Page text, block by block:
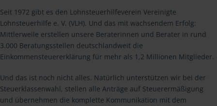
Seit 1972 gibt es den Lohnsteuerhilfeverein Vereinigte
Lohnsteuerhilfe e. V. (VLH). Und das mit wachsendem Erfolg:
Mittlerweile erstellen unsere Beraterinnen und Berater in rund
3.000 Beratungsstellen deutschlandweit die
Einkommensteuererklärung für mehr als 1,2 Millionen Mitglieder.
Und das ist noch nicht alles. Natürlich unterstützen wir bei der
Steuerklassenwahl, stellen alle Anträge auf Steuerermäßigung
und übernehmen die komplette Kommunikation mit dem